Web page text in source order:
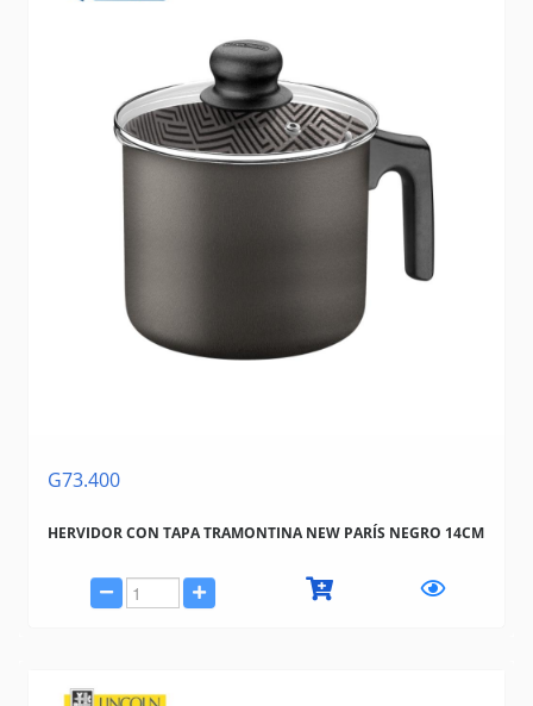
G73.400
HERVIDOR CON TAPA TRAMONTINA NEW PARÍS NEGRO 14CM